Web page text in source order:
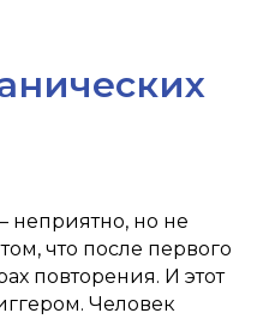
неприятно, но не
что после первого
повторения. И этот
Человек